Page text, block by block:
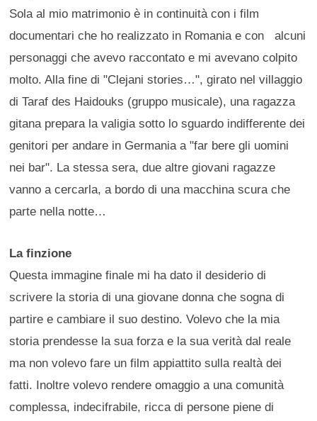
Sola al mio matrimonio è in continuità con i film
documentari che ho realizzato in Romania e con alcuni
personaggi che avevo raccontato e mi avevano colpito
molto. Alla fine di "Clejani stories…", girato nel villaggio
di Taraf des Haidouks (gruppo musicale), una ragazza
gitana prepara la valigia sotto lo sguardo indifferente dei
genitori per andare in Germania a "far bere gli uomini
nei bar". La stessa sera, due altre giovani ragazze
vanno a cercarla, a bordo di una macchina scura che
parte nella notte…
La finzione
Questa immagine finale mi ha dato il desiderio di
scrivere la storia di una giovane donna che sogna di
partire e cambiare il suo destino. Volevo che la mia
storia prendesse la sua forza e la sua verità dal reale
ma non volevo fare un film appiattito sulla realtà dei
fatti. Inoltre volevo rendere omaggio a una comunità
complessa, indecifrabile, ricca di persone piene di